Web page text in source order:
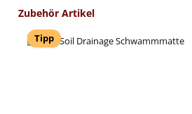
Produktgalerie überspringen
Zubehör Artikel
Tipp